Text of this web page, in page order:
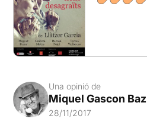
Una opinió de
Miquel Gascon Baz
28/11/2017